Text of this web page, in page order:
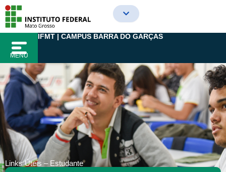
para
conteúdo
MENU
IFMT | CAMPUS BARRA DO GARÇAS
Links Úteis – Estudante